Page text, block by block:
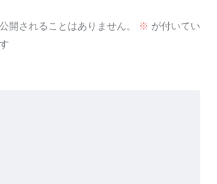
開されることはありません。 ※ が付いてい